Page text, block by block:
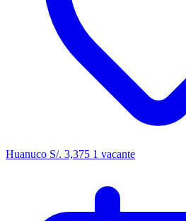
Huanuco S/. 3,375 1 vacante